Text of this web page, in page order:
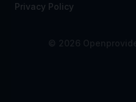
Privacy Policy